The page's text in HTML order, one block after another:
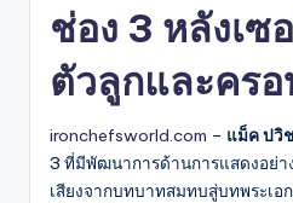
ช่อง 3 หลังเซ
ตัวลูกและครอ
ironchefsworld.com – แม็ค ปวิ
3 ที่มีพัฒนาการด้านการแสดงอย่า
เสียงจากบทบาทสมทบสู่บทพระเอ